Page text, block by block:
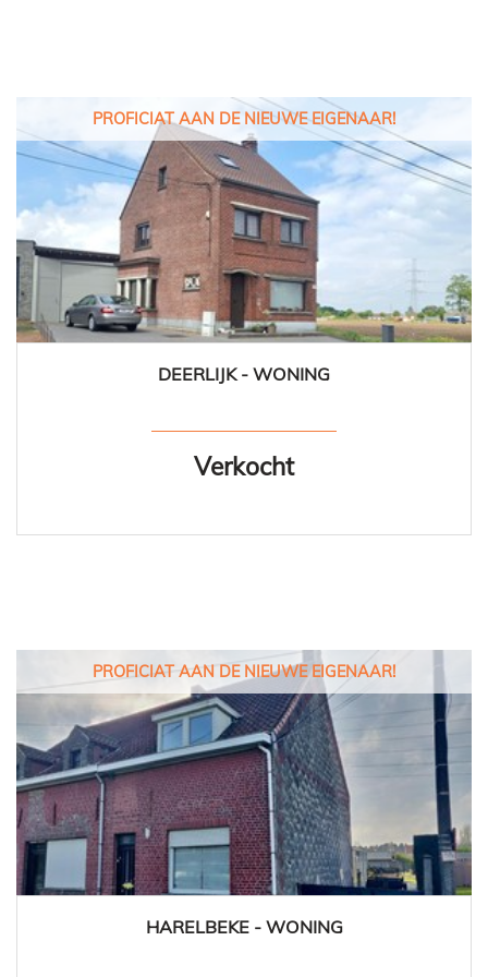
PROFICIAT AAN DE NIEUWE EIGENAAR!
165 m² 3 1
DEERLIJK - WONING
Verkocht
PROFICIAT AAN DE NIEUWE EIGENAAR!
3 1 Ja
HARELBEKE - WONING